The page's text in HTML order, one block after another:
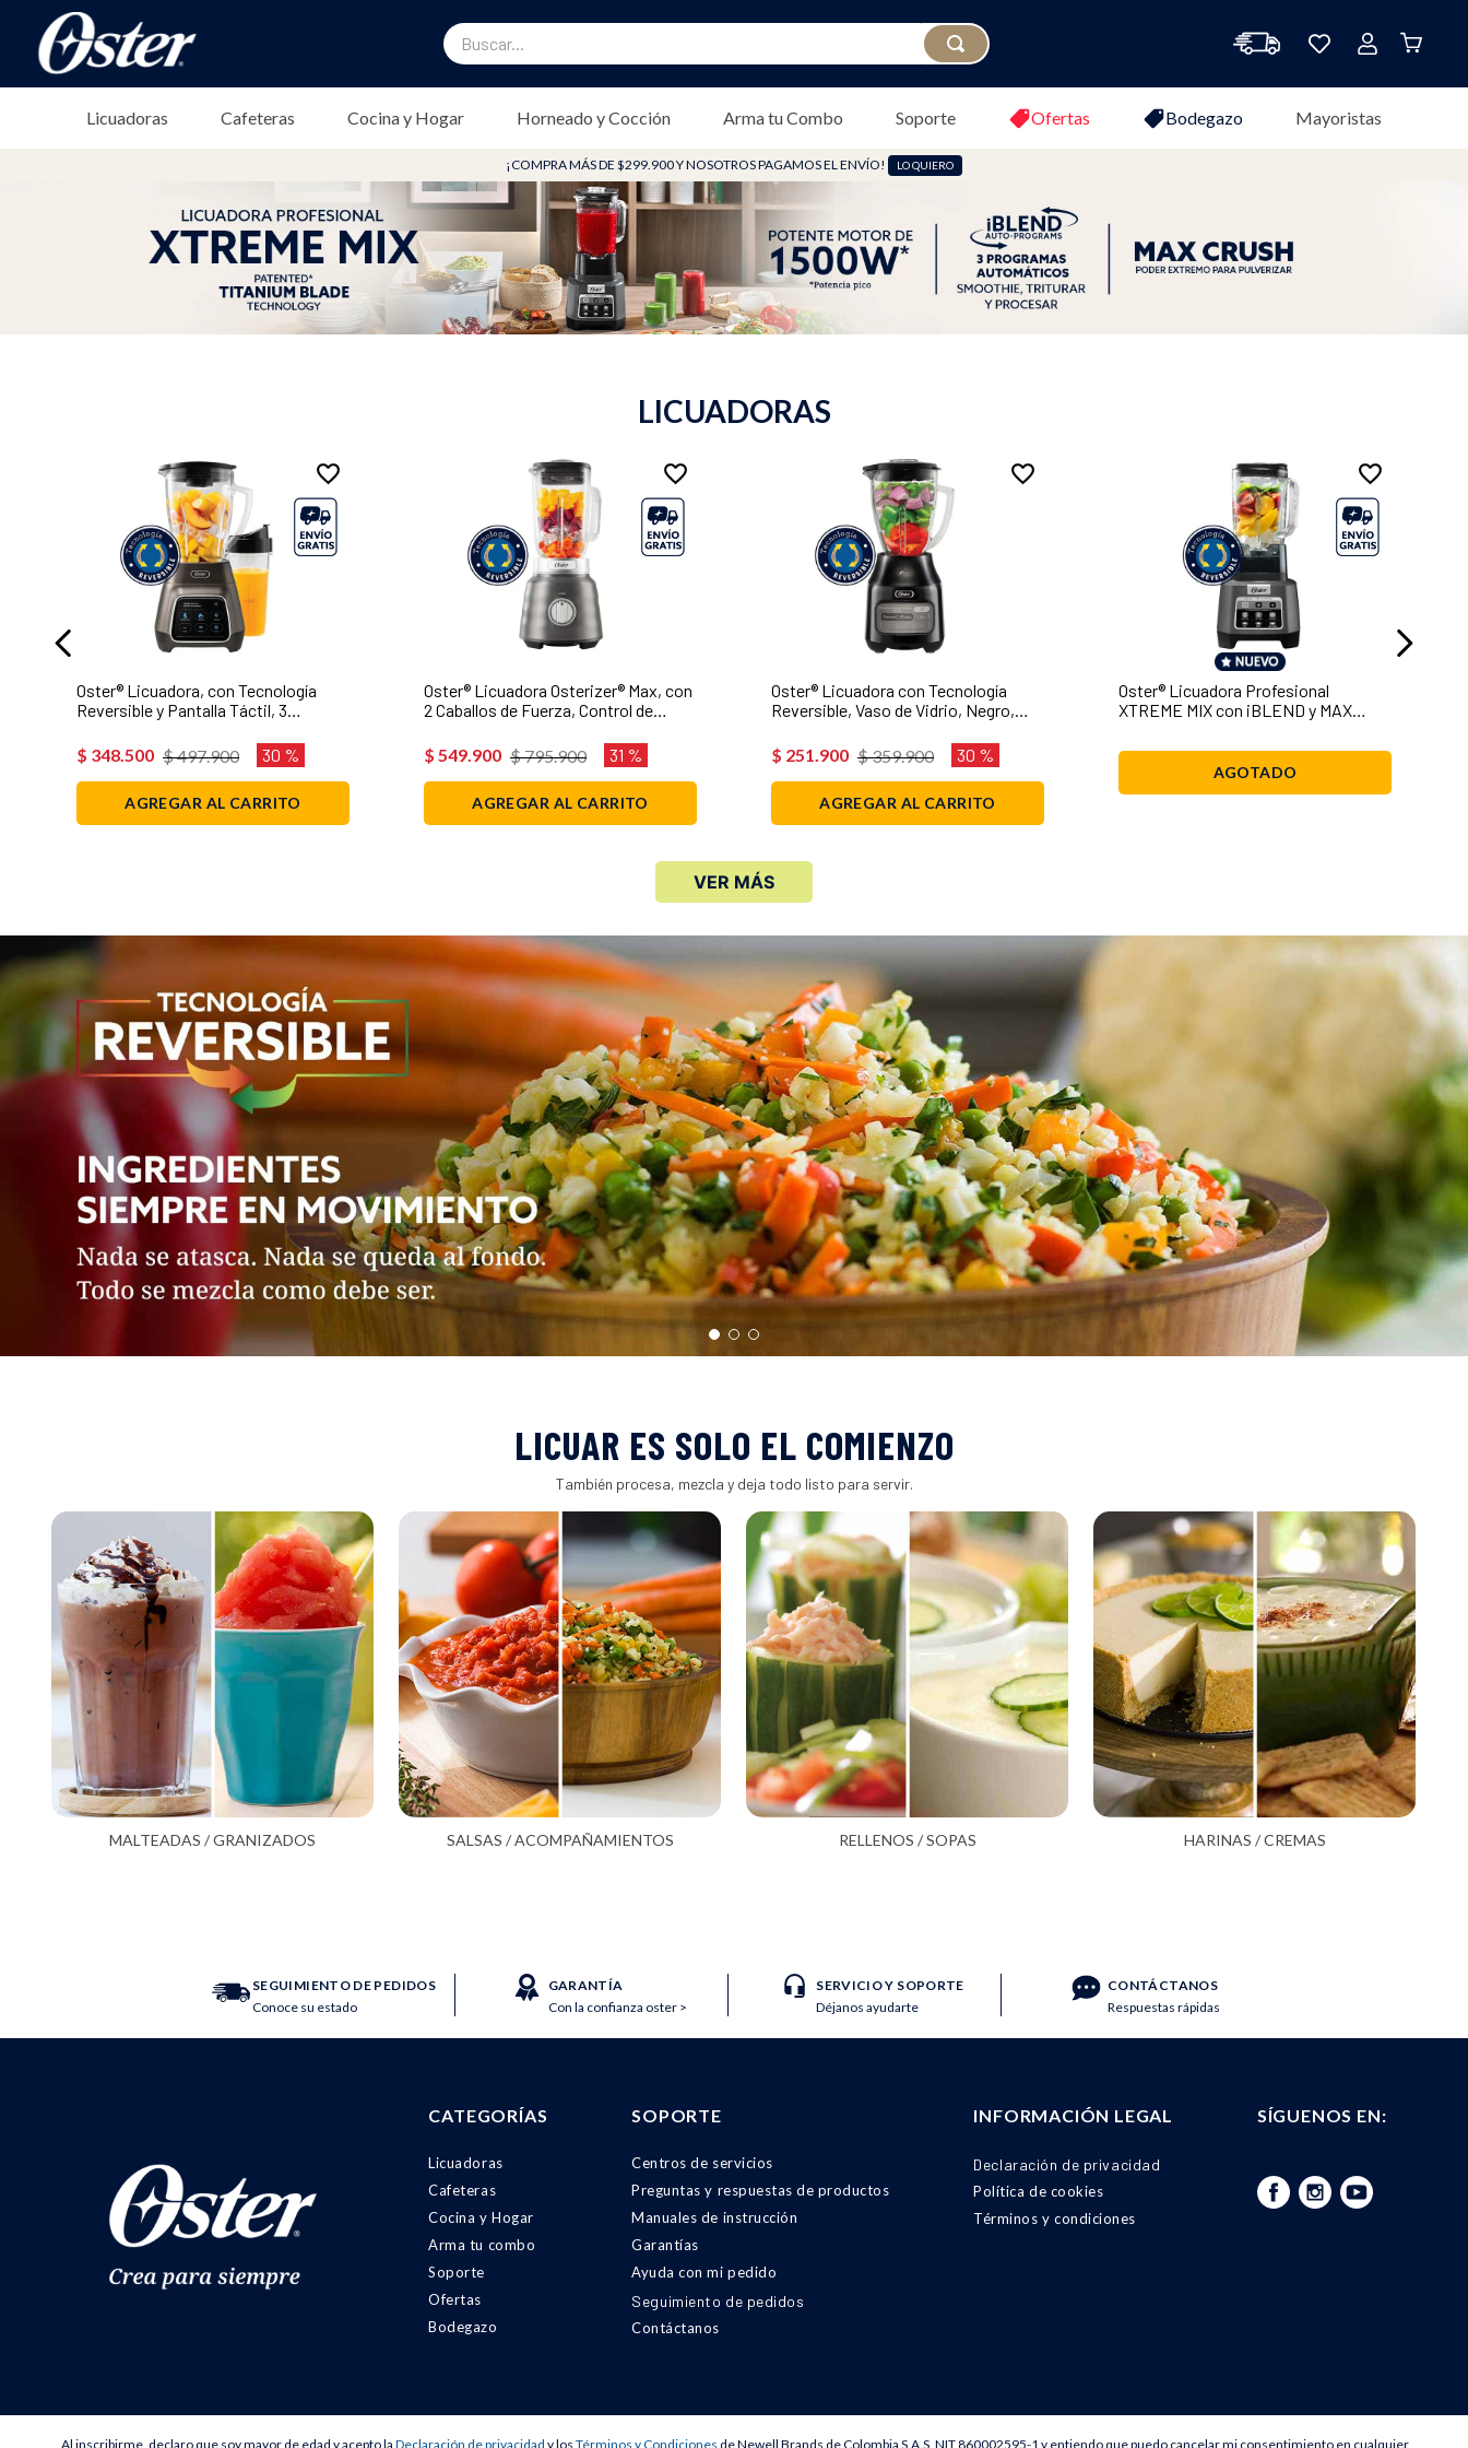
Buscar...
Licuadoras Cafeteras Cocina y Hogar Horneado y Cocción Arma tu Combo Soporte Ofertas Bodegazo Mayoristas
¡COMPRA MÁS DE $299.900 Y NOSOTROS PAGAMOS EL ENVÍO! LO QUIERO
LICUADORAS
Oster® Licuadora, con Tecnología
Reversible y Pantalla Táctil, 3
Blend-N-Go, Plateada,
BLSTPYG1312XBG
$ 348.500 $497.900 30 %
AGREGAR AL CARRITO
Oster® Licuadora Osterizer® Max, con
2 Caballos de Fuerza, Control de
1.75 Lt, 1500 W, Plateado, BLSTPB-
RGR
$ 549.900 $795.900 31 %
AGREGAR AL CARRITO
Oster® Licuadora con Tecnología
Reversible, Vaso de Vidrio, Negro,
$ 251.900 $359.900 30 %
AGREGAR AL CARRITO
Oster® Licuadora Profesional
XTREME MIX con iBLEND y MAX
BLSTXPG-BW
AGOTADO
VER MÁS
LICUAR ES SOLO EL COMIENZO
También procesa, mezcla y deja todo listo para servir.
MALTEADAS / GRANIZADOS SALSAS / ACOMPAÑAMIENTOS RELLENOS / SOPAS HARINAS / CREMAS
SEGUIMIENTO DE PEDIDOS
Conoce su estado
GARANTÍA
Con la confianza oster >
SERVICIO Y SOPORTE
Déjanos ayudarte
CONTÁCTANOS
Respuestas rápidas
CATEGORÍAS
Licuadoras
Cafeteras
Cocina y Hogar
Arma tu combo
Soporte
Ofertas
Bodegazo
SOPORTE
Centros de servicios
Preguntas y respuestas de productos
Manuales de instrucción
Garantías
Ayuda con mi pedido
Seguimiento de pedidos
Contáctanos
INFORMACIÓN LEGAL
Declaración de privacidad
Política de cookies
Términos y condiciones
SÍGUENOS EN:
Al inscribirme, declaro que soy mayor de edad y acepto la Declaración de privacidad y los Términos y Condiciones de Newell Brands de Colombia S.A.S. NIT 860002595-1 y entiendo que puedo cancelar mi consentimiento en cualquier
TÉRMINOS MÁS BUSCADOS
1.
licuadora
4.
batidora
5.
sandwichera
6.
freidora aire
vaso